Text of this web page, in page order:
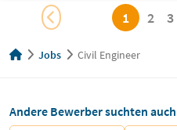
1 2 3
Jobs Civil Engineer
Andere Bewerber suchten